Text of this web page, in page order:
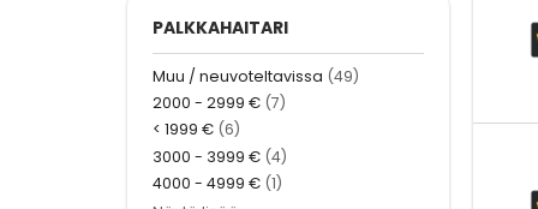
PALKKAHAITARI
Muu / neuvoteltavissa (49)
2000 - 2999 € (7)
< 1999 € (6)
3000 - 3999 € (4)
4000 - 4999 € (1)